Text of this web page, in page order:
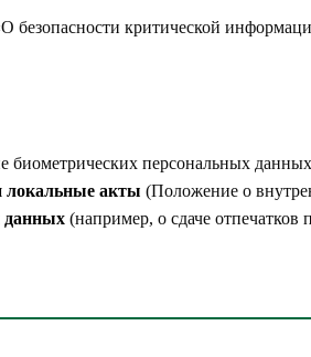
безопасности критической
биометрических персональных
локальные акты (Положение о
данных (например, о сдаче отпечатков